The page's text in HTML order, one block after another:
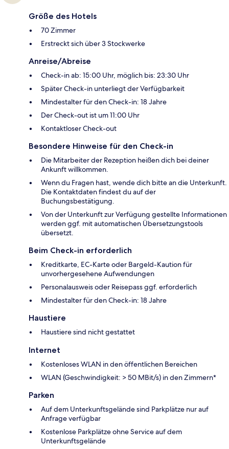
Größe des Hotels
70 Zimmer
Erstreckt sich über 3 Stockwerke
Anreise/Abreise
Check-in ab: 15:00 Uhr, möglich bis: 23:30 Uhr
Später Check-in unterliegt der Verfügbarkeit
Mindestalter für den Check-in: 18 Jahre
Der Check-out ist um 11:00 Uhr
Kontaktloser Check-out
Besondere Hinweise für den Check-in
Die Mitarbeiter der Rezeption heißen dich bei deiner
Ankunft willkommen.
Wenn du Fragen hast, wende dich bitte an die Unterkunft.
Die Kontaktdaten findest du auf der
Buchungsbestätigung.
Von der Unterkunft zur Verfügung gestellte Informationen
werden ggf. mit automatischen Übersetzungstools
übersetzt.
Beim Check-in erforderlich
Kreditkarte, EC-Karte oder Bargeld-Kaution für
unvorhergesehene Aufwendungen
Personalausweis oder Reisepass ggf. erforderlich
Mindestalter für den Check-in: 18 Jahre
Haustiere
Haustiere sind nicht gestattet
Internet
Kostenloses WLAN in den öffentlichen Bereichen
WLAN (Geschwindigkeit: > 50 MBit/s) in den Zimmern*
Parken
Auf dem Unterkunftsgelände sind Parkplätze nur auf
Anfrage verfügbar
Kostenlose Parkplätze ohne Service auf dem
Unterkunftsgelände